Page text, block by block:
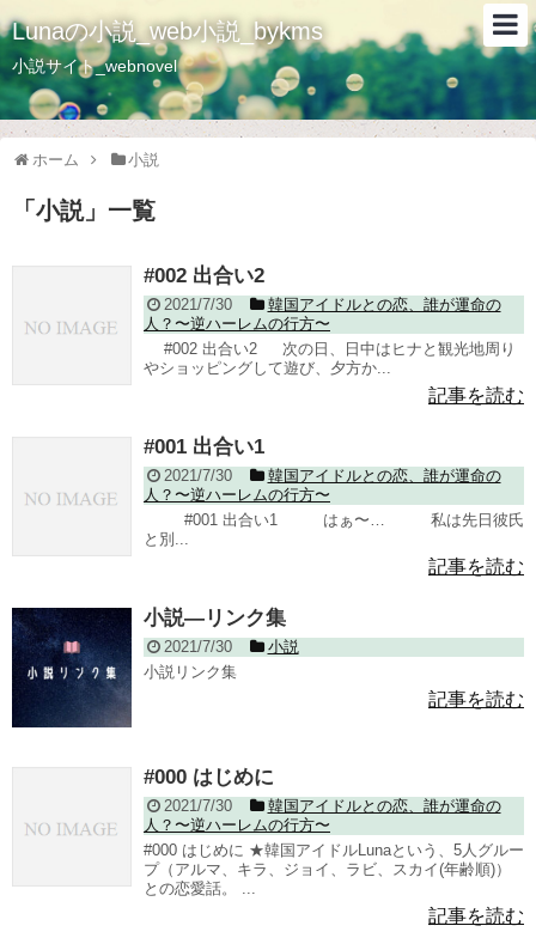
Lunaの小説_web小説_bykms
小説サイト_webnovel
ホーム 小説
「 小説」 一覧
#002 出合い2
2021/7/30
韓国アイドルとの恋、誰が運命の
人？〜逆ハーレムの行方〜
#002 出合い2 次の日、日中はヒナと観光地周り
やショッピングして遊び、夕方か...
記事を読む
#001 出合い1
2021/7/30
韓国アイドルとの恋、誰が運命の
人？〜逆ハーレムの行方〜
#001 出合い1 はぁ〜… 私は先日彼氏
と別...
記事を読む
小説—リンク集
2021/7/30
小説
小説リンク集
記事を読む
#000 はじめに
2021/7/30
韓国アイドルとの恋、誰が運命の
人？〜逆ハーレムの行方〜
#000 はじめに ★韓国アイドルLunaという、5人グルー
プ（アルマ、キラ、ジョイ、ラビ、スカイ(年齢順)）
との恋愛話。 ...
記事を読む